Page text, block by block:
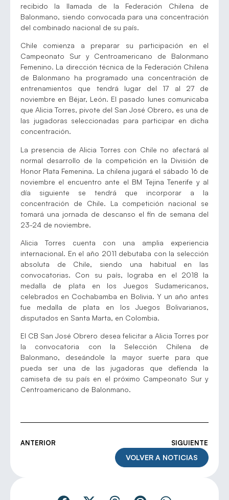
recibido la llamada de la Federación Chilena de
Balonmano, siendo convocada para una concentración
del combinado nacional de su país.
Chile comienza a preparar su participación en el
Campeonato Sur y Centroamericano de Balonmano
Femenino. La dirección técnica de la Federación Chilena
de Balonmano ha programado una concentración de
entrenamientos que tendrá lugar del 17 al 27 de
noviembre en Béjar, León. El pasado lunes comunicaba
que Alicia Torres, pivote del San José Obrero, es una de
las jugadoras seleccionadas para participar en dicha
concentración.
La presencia de Alicia Torres con Chile no afectará al
normal desarrollo de la competición en la División de
Honor Plata Femenina. La chilena jugará el sábado 16 de
noviembre el encuentro ante el BM Tejina Tenerife y al
día siguiente se tendrá que incorporar a la
concentración de Chile. La competición nacional se
tomará una jornada de descanso el fin de semana del
23-24 de noviembre.
Alicia Torres cuenta con una amplia experiencia
internacional. En el año 2011 debutaba con la selección
absoluta de Chile, siendo una habitual en las
convocatorias. Con su país, lograba en el 2018 la
medalla de plata en los Juegos Sudamericanos,
celebrados en Cochabamba en Bolivia. Y un año antes
fue medalla de plata en los Juegos Bolivarianos,
disputados en Santa Marta, en Colombia.
El CB San José Obrero desea felicitar a Alicia Torres por
la convocatoria con la Selección Chilena de
Balonmano, deseándole la mayor suerte para que
pueda ser una de las jugadoras que defienda la
camiseta de su país en el próximo Campeonato Sur y
Centroamericano de Balonmano.
ANTERIOR SIGUIENTE
VOLVER A NOTICIAS